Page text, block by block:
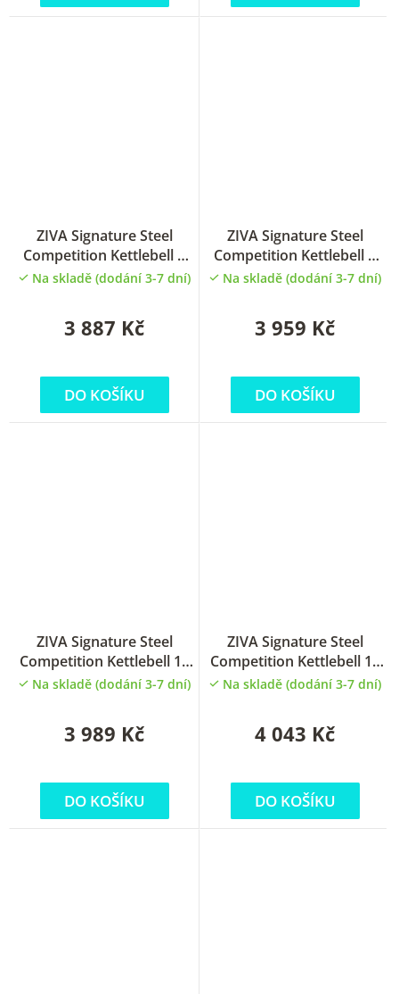
ZIVA Signature Steel
Competition Kettlebell 4
kg
Na skladě (dodání 3-7 dní)
3 887 Kč
DO KOŠÍKU
ZIVA Signature Steel
Competition Kettlebell 6
kg
Na skladě (dodání 3-7 dní)
3 959 Kč
DO KOŠÍKU
ZIVA Signature Steel
Competition Kettlebell 12
kg
Na skladě (dodání 3-7 dní)
3 989 Kč
DO KOŠÍKU
ZIVA Signature Steel
Competition Kettlebell 10
kg
Na skladě (dodání 3-7 dní)
4 043 Kč
DO KOŠÍKU